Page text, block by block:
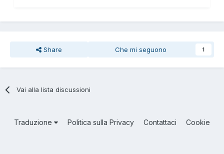
Share Che mi seguono 1
Vai alla lista discussioni
Traduzione Politica sulla Privacy Contattaci Cookie